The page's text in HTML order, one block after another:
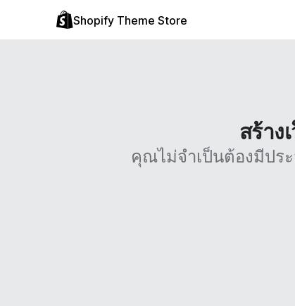
Shopify Theme Store
สร้าง
คุณไม่จำเป็นต้องมีปร